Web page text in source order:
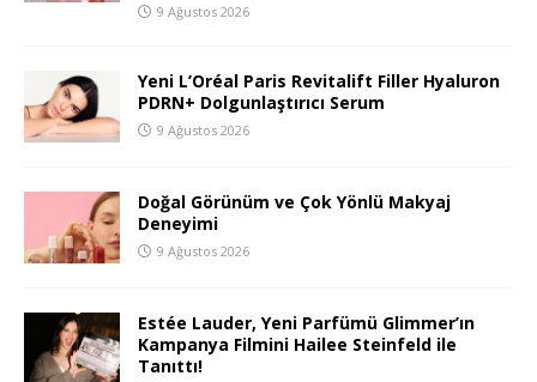
9 Ağustos 2026
Yeni L’Oréal Paris Revitalift Filler Hyaluron
PDRN+ Dolgunlaştırıcı Serum
9 Ağustos 2026
Doğal Görünüm ve Çok Yönlü Makyaj
Deneyimi
9 Ağustos 2026
Estée Lauder, Yeni Parfümü Glimmer’ın
Kampanya Filmini Hailee Steinfeld ile
Tanıttı!